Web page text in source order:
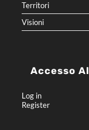
Territori
Visioni
Accesso
Log in
Register